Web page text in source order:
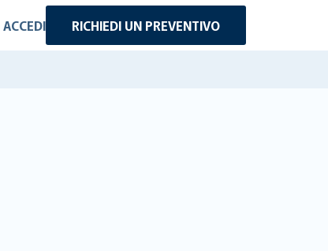
ACCEDI
RICHIEDI UN PREVENTIVO